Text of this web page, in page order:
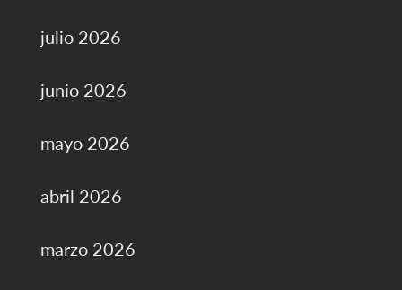
julio 2026
junio 2026
mayo 2026
abril 2026
marzo 2026